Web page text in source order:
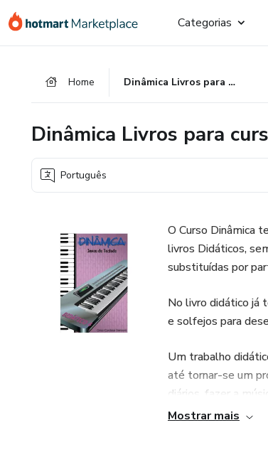
para
para
para
Categorias
Home Dinâmica Livros para curso de Teclado vol.4
Dinâmica Livros para
Português
O Curso Dinâmica
livros Didáticos,
substituídas por
No livro didático já
e solfejos para
Um trabalho
até tornar-se um
diários, fazer a
Mostrar mais